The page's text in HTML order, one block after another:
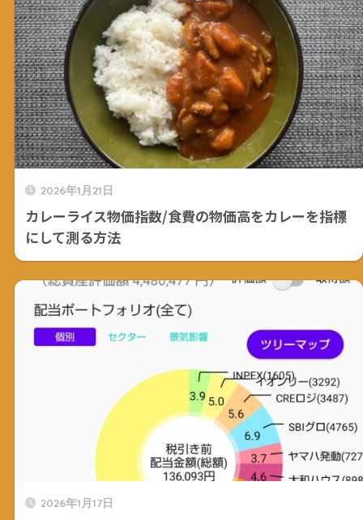
2026年1月21日
カレーライス物価指数/食費の物価高をカレーを指標
にして測る方法
2026年1月17日